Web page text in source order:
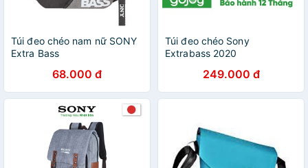
Túi đeo chéo nam nữ SONY
Extra Bass
68.000 đ
Túi đeo chéo Sony
Extrabass 2020
249.000 đ